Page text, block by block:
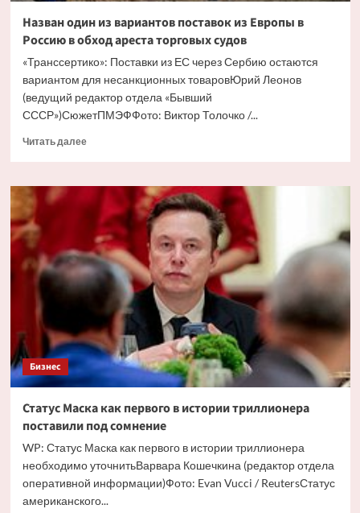
Назван один из вариантов поставок из Европы в
Россию в обход ареста торговых судов
«Транссертико»: Поставки из ЕС через Сербию остаются
вариантом для несанкционных товаровЮрий Леонов
(ведущий редактор отдела «Бывший
СССР»)СюжетПМЭФФото: Виктор Толочко /...
Читать далееПрочитать
Назван
один
вариантов
поставок
из
Европы
Россию
обход
ареста
торговых
Бизнес
Статус Маска как первого в истории триллионера
поставили под сомнение
WP: Статус Маска как первого в истории триллионера
необходимо уточнитьВарвара Кошечкина (редактор отдела
оперативной информации)Фото: Evan Vucci / ReutersСтатус
американского...